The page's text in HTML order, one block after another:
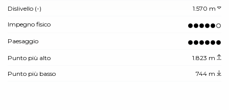
Dislivello (-) 1.570 m
Impegno fisico
Paesaggio
Punto più alto 1.823 m
Punto più basso 744 m